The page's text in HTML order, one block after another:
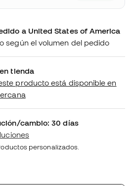
a United States of America
según el volumen del pedido
tienda
producto está disponible en
cambio: 30 días
personalizados.